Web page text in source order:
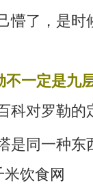
了，是时
不一定是九
对罗勒的